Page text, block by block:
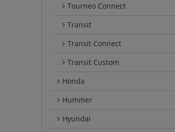
Tourneo Connect
Transit
Transit Connect
Transit Custom
Honda
Hummer
Hyundai